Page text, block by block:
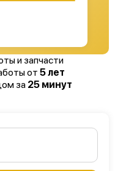
и запчасти
от 5 лет
за 25 минут